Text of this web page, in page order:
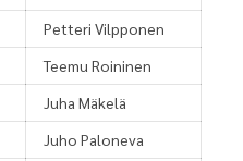
Petteri Vilpponen
Teemu Roininen
Juha Mäkelä
Juho Paloneva